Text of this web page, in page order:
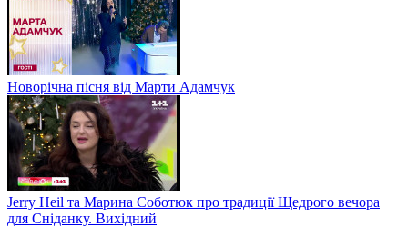
Новорічна пісня від Марти Адамчук
Jerry Heil та Марина Соботюк про традиції Щедрого вечора
для Сніданку. Вихідний